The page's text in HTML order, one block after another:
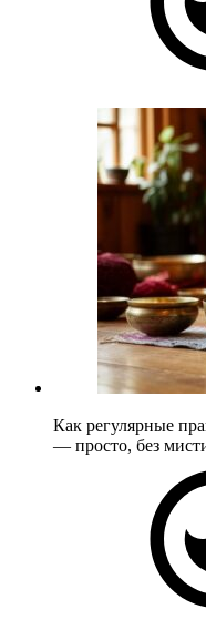
Как регулярные
— просто, без